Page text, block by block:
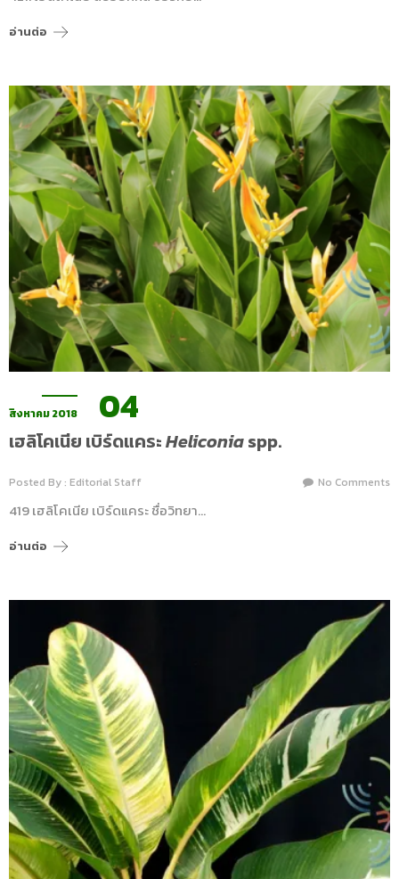
อ่านต่อ
สิงหาคม 2018 04
เฮลิโคเนีย เบิร์ดแคระHeliconiaspp.
Posted By : Editorial Staff No Comments
419 เฮลิโคเนีย เบิร์ดแคระ ชื่อวิทยา…
อ่านต่อ